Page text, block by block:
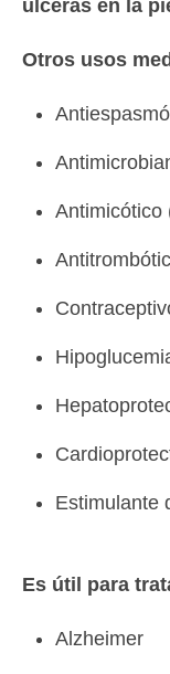
úlceras en la
Otros usos
Antimicótico
Estimulante
Es útil para
Alzheimer